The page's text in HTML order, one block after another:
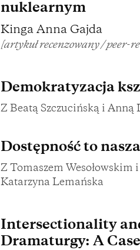
nuklearnym
Kinga Anna Gajda
[artykuł recenzowany / peer-
Demokratyzacja
Z Beatą Szczucińską i
Dostępność to
Z Tomaszem
Katarzyna Lemańska
Intersectionality
Dramaturgy: A Case